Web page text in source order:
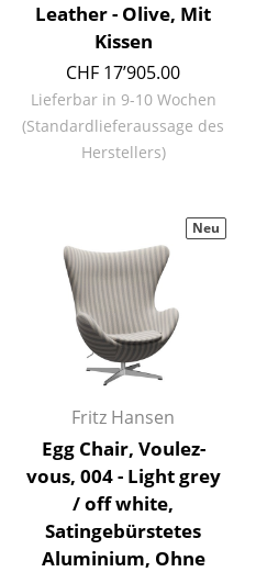
Schaukelstühle
Bürodrehstühle
Konferenzstühle
Bürosessel
Tische
Esstische
Beistelltische
Couchtische
Schreibtische
Sekretäre & PC-Tische
Konferenztische
Leather - Olive, Mit
Kissen
CHF 17’905.00
Lieferbar in 9-10 Wochen
(Standardlieferaussage des
Herstellers)
Fritz Hansen
Egg Chair, Voulez-
vous, 004 - Light grey
/ off white,
Satingebürstetes
Aluminium, Ohne
Neu